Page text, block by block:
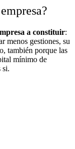
a constituir:
menos gestiones, su
también porque las
mínimo de
si.